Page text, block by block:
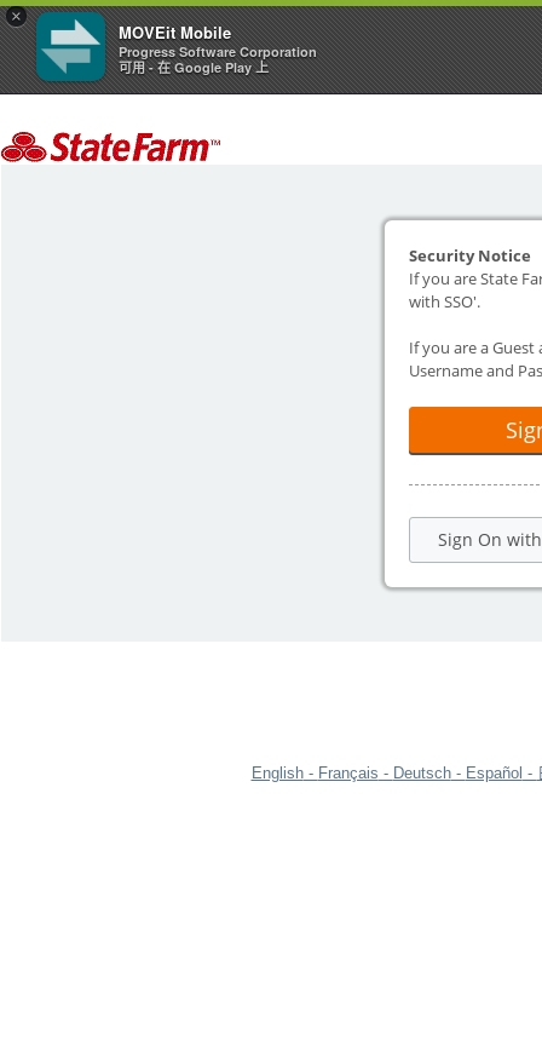
×
MOVEit Mobile
Progress Software Corporation
可用 - 在 Google Play 上
Security Notice
If you are State
with SSO'.
If you are a Guest
Username and
Sign On
English Français Deutsch Español